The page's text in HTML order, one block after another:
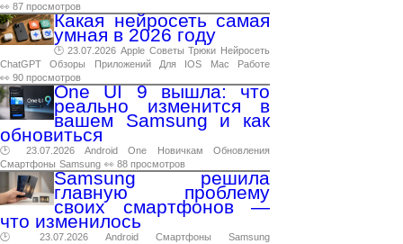
👀 87 просмотров
Какая нейросеть самая
умная в 2026 году
🕑 23.07.2026 Apple Советы Трюки Нейросеть
ChatGPT
Обзоры Приложений Для IOS Mac
Работе
👀 90 просмотров
One UI 9 вышла: что
реально изменится в
вашем Samsung и как
обновиться
🕑 23.07.2026 Android One Новичкам
Обновления
Смартфоны Samsung 👀 88 просмотров
Samsung решила
главную проблему
своих смартфонов —
что изменилось
🕑 23.07.2026 Android Смартфоны
Samsung